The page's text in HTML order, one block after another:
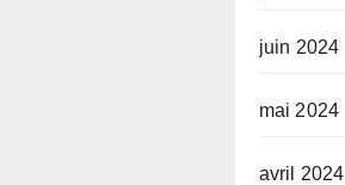
juin 2024
mai 2024
avril 2024